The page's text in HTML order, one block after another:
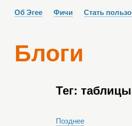
Об Эгее Фичи Стать
Блоги
Тег: таблицы
Позднее